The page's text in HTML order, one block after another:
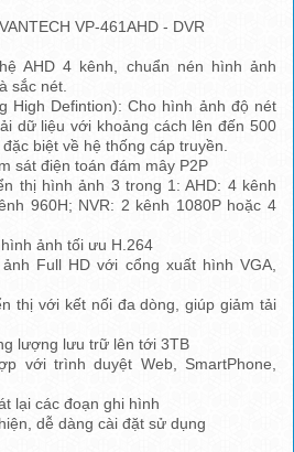
VP-461AHD - DVR
AHD 4 kênh, chuẩn nén hình ảnh
sắc nét.
High Defintion): Cho hình ảnh độ nét
dữ liệu với khoảng cách lên đến 500
biệt về hệ thống cáp truyền.
sát điện toán đám mây P2P
thị hình ảnh 3 trong 1: AHD: 4 kênh
960H; NVR: 2 kênh 1080P hoặc 4
ảnh tối ưu H.264
Full HD với cổng xuất hình VGA,
thị với kết nối đa dòng, giúp giảm tải
lượng lưu trữ lên tới 3TB
với trình duyệt Web, SmartPhone,
lại các đoạn ghi hình
dễ dàng cài đặt sử dụng